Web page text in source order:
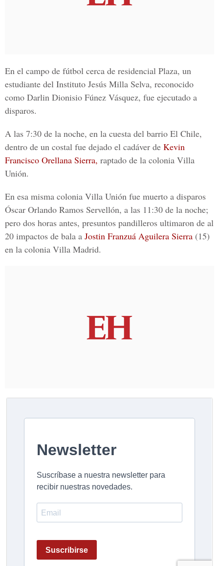
En el campo de fútbol cerca de residencial Plaza, un
estudiante del Instituto Jesús Milla Selva, reconocido
como Darlin Dionisio Fúnez Vásquez, fue ejecutado a
disparos.
A las 7:30 de la noche, en la cuesta del barrio El Chile,
dentro de un costal fue dejado el cadáver de Kevin
Francisco Orellana Sierra, raptado de la colonia Villa
Unión.
En esa misma colonia Villa Unión fue muerto a disparos
Óscar Orlando Ramos Servellón, a las 11:30 de la noche;
pero dos horas antes, presuntos pandilleros ultimaron de al
20 impactos de bala a Jostin Franzuá Aguilera Sierra (15)
en la colonia Villa Madrid.